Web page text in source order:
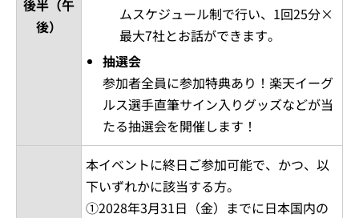
後半（午
後）
ムスケジュール制で行い、1回25分×
最大7社とお話ができます。
抽選会
参加者全員に参加特典あり！楽天イーグ
ルス選手直筆サイン入りグッズなどが当
たる抽選会を開催します！
本イベントに終日ご参加可能で、かつ、以
下いずれかに該当する方。
①2028年3月31日（金）までに日本国内の